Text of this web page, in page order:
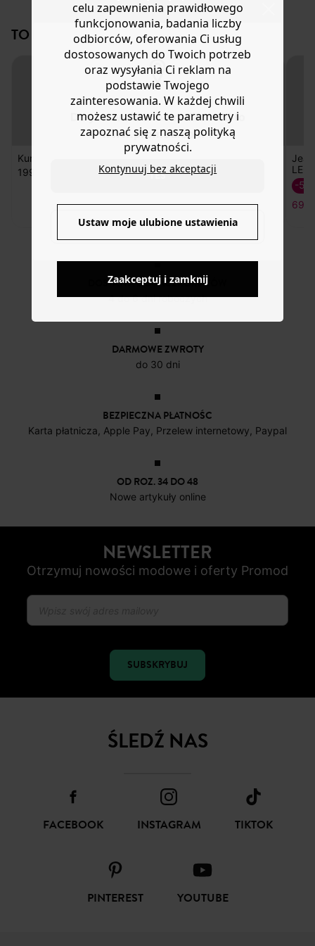
Do you want to be redirected to
www.promod.com ?
YES
NO
Pomoc
klapami. Zapięcie na guziki z przodu. 2 kieszenie na
piersi z klapką zapinaną na guziki i 2 kieszenie z przodu.
Długie rękawy, mankiety zapinane na guziki. Prosty dół.
Ta jeansowa kurtka damska zawiera bawełnę
pochodzącą z recyklingu.
TO NA PEWNO CI SIĘ SPODOBA!
Kurtka damska
199,90 zł
Jeansowa kurtka
179,90 zł
139,90 zł
-
DOSTAWA DO PACZKOMATÓW
4 do 6 dni roboczych
DARMOWE ZWROTY
do 30 dni
BEZPIECZNA PŁATNOŚC
Karta płatnicza, Apple Pay, Przelew internetowy, Paypal
OD ROZ. 34 DO 48
Nowe artykuły online
NEWSLETTER
Otrzymuj nowości modowe i oferty Promod
SUBSKRYBUJ
ŚLEDŹ NAS
FACEBOOK INSTAGRAM TIKTOK
PINTEREST YOUTUBE
celu zapewnienia prawidłowego
funkcjonowania, badania liczby
odbiorców, oferowania Ci usług
dostosowanych do Twoich potrzeb
oraz wysyłania Ci reklam na
podstawie Twojego
zainteresowania. W każdej chwili
możesz ustawić te parametry i
zapoznać się z naszą polityką
prywatności.
Kontynuuj bez akceptacji
Ustaw moje ulubione ustawienia
Zaakceptuj i zamknij